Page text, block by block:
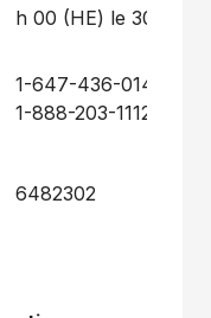
h 00 (HE) le 30 juin
1-647-436-0148
1-888-203-1112
6482302